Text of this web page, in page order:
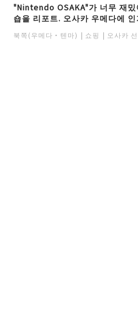
"Nintendo OSAKA"가 너무 재
숍을 리포트. 오사카 우메다에
북쪽(우메다・텐마) 쇼핑 오사카